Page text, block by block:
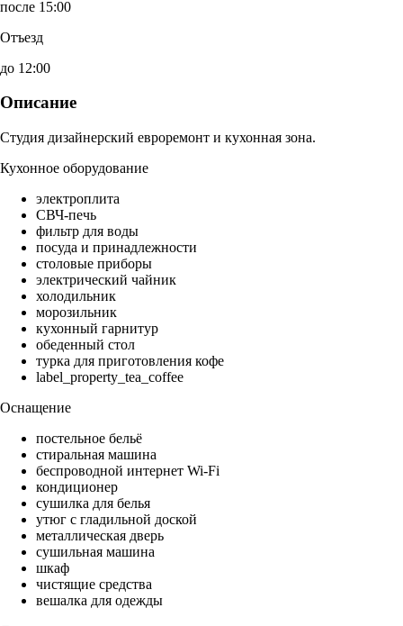
после 15:00
Отъезд
до 12:00
Описание
Студия дизайнерский евроремонт и кухонная зона.
Кухонное оборудование
электроплита
СВЧ-печь
фильтр для воды
посуда и принадлежности
столовые приборы
электрический чайник
холодильник
морозильник
кухонный гарнитур
обеденный стол
турка для приготовления кофе
label_property_tea_coffee
Оснащение
постельное бельё
стиральная машина
беспроводной интернет Wi-Fi
кондиционер
сушилка для белья
утюг с гладильной доской
металлическая дверь
сушильная машина
шкаф
чистящие средства
вешалка для одежды